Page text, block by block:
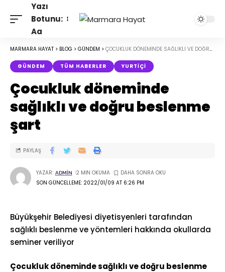
Yazı
Botunu:
Aa
MARMARA HAYAT > BLOG > GÜNDEM > ÇOCUKLUK DÖNEMINDE SAĞLIKLI VE DOĞRU BESLENME ŞART
GÜNDEM TÜM HABERLER YURTIÇI
Çocukluk döneminde
sağlıklı ve doğru beslenme
şart
SON GÜNCELLEME: 2022/01/09 AT 6:26 PM
YAZAR: ADMIN 2 MIN OKUMA
PAYLAŞ
Büyükşehir Belediyesi diyetisyenleri tarafından
sağlıklı beslenme ve yöntemleri hakkında okullarda
seminer veriliyor
Çocukluk döneminde sağlıklı ve doğru beslenme